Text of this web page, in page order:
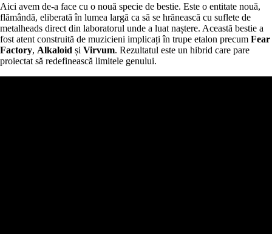
Aici avem de-a face cu o nouă specie de bestie. Este o entitate nouă,
flămândă, eliberată în lumea largă ca să se hrănească cu suflete de
metalheads direct din laboratorul unde a luat naștere. Această bestie a
fost atent construită de muzicieni implicați în trupe etalon precum Fear
Factory, Alkaloid și Virvum. Rezultatul este un hibrid care pare
proiectat să redefinească limitele genului.